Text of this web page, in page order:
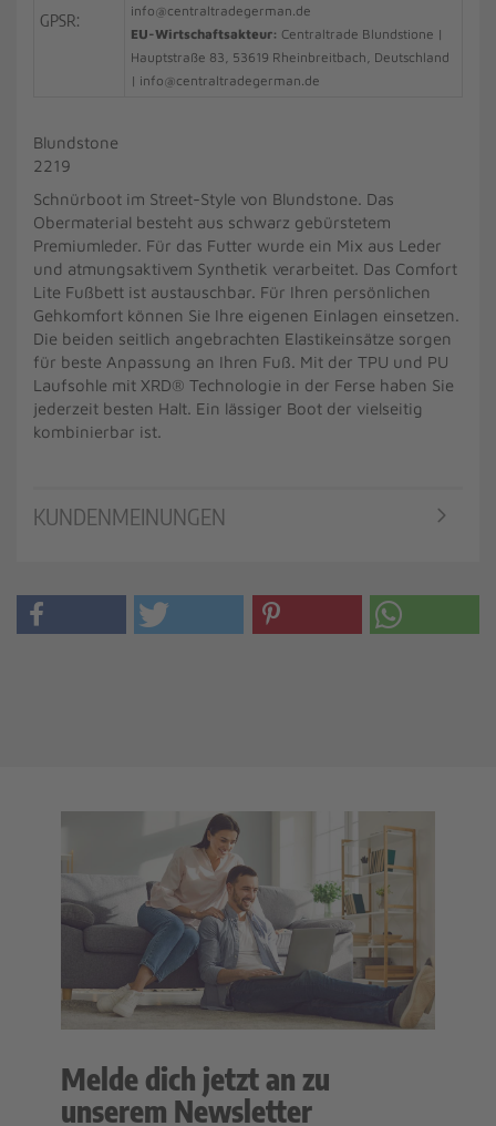
GPSR:
info@centraltradegerman.de
EU-Wirtschaftsakteur: Centraltrade Blundstione |
Hauptstraße 83, 53619 Rheinbreitbach, Deutschland
| info@centraltradegerman.de
Blundstone
2219
Schnürboot im Street-Style von Blundstone. Das
Obermaterial besteht aus schwarz gebürstetem
Premiumleder. Für das Futter wurde ein Mix aus Leder
und atmungsaktivem Synthetik verarbeitet. Das Comfort
Lite Fußbett ist austauschbar. Für Ihren persönlichen
Gehkomfort können Sie Ihre eigenen Einlagen einsetzen.
Die beiden seitlich angebrachten Elastikeinsätze sorgen
für beste Anpassung an Ihren Fuß. Mit der TPU und PU
Laufsohle mit XRD® Technologie in der Ferse haben Sie
jederzeit besten Halt. Ein lässiger Boot der vielseitig
kombinierbar ist.
KUNDENMEINUNGEN
Melde dich jetzt an zu
unserem Newsletter